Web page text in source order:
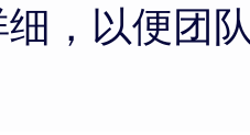
，以便团